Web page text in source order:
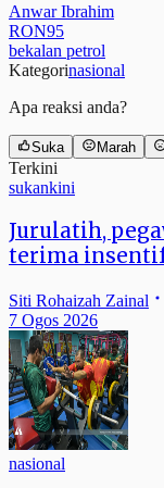
Anwar Ibrahim
RON95
bekalan petrol
Kategorinasional
Apa reaksi anda?
Suka Marah
Terkini
sukankini
Jurulatih,
terima
Siti Rohaizah Zainal
7 Ogos 2026
nasional